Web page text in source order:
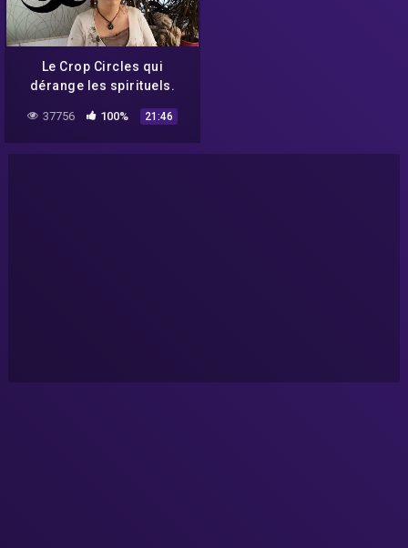
Le Crop Circles qui
dérange les spirituels.
37756 100% 21:46